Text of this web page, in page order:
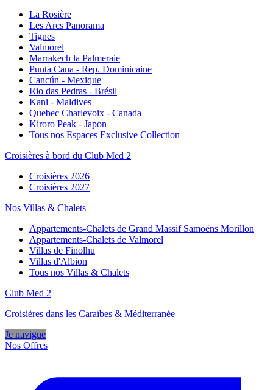
La Rosière
Les Arcs Panorama
Tignes
Valmorel
Marrakech la Palmeraie
Punta Cana - Rep. Dominicaine
Cancún - Mexique
Rio das Pedras - Brésil
Kani - Maldives
Quebec Charlevoix - Canada
Kiroro Peak - Japon
Tous nos Espaces Exclusive Collection
Croisières à bord du Club Med 2
Croisières 2026
Croisières 2027
Nos Villas & Chalets
Appartements-Chalets de Grand Massif Samoëns Morillon
Appartements-Chalets de Valmorel
Villas de Finolhu
Villas d'Albion
Tous nos Villas & Chalets
Club Med 2
Croisières dans les Caraïbes & Méditerranée
Je navigue
Nos Offres